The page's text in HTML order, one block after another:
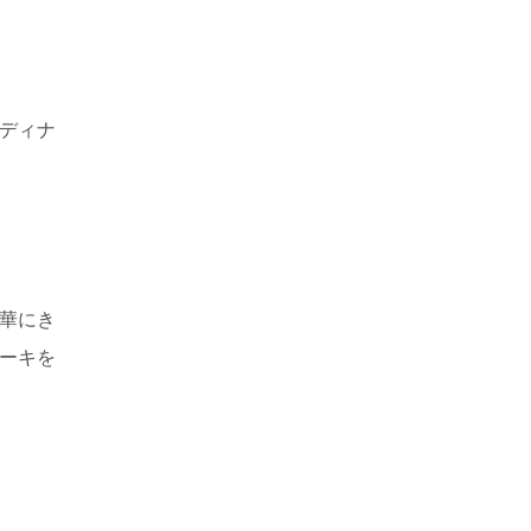
ィナ
にき
キを